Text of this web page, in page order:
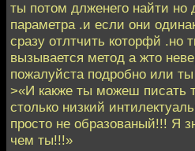
ты потом длженего найти но
параметра .и если они
сразу отлтчить которфй .но
вызывается метод а жто
пожалуйста подробно или
>«И какже ты можеш писать
столько низкий
просто не образованый!!! Я
чем ты!!!»